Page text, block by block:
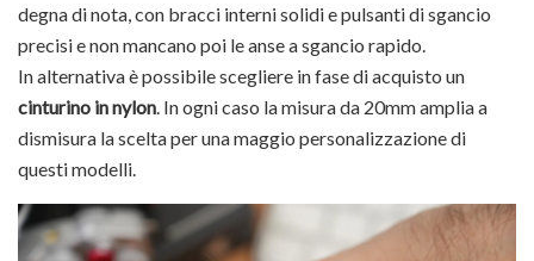
degna di nota, con bracci interni solidi e pulsanti di sgancio
precisi e non mancano poi le anse a sgancio rapido.
In alternativa è possibile scegliere in fase di acquisto un
cinturino in nylon . In ogni caso la misura da 20mm amplia a
dismisura la scelta per una maggio personalizzazione di
questi modelli.